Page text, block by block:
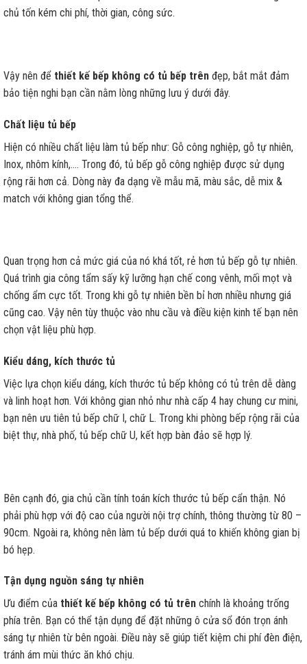
chủ tốn kém chi phí, thời gian, công sức.
Vậy nên để thiết kế bếp không có tủ bếp trên đẹp, bắt mắt đảm
bảo tiện nghi bạn cần nằm lòng những lưu ý dưới đây.
Chất liệu tủ bếp
Hiện có nhiều chất liệu làm tủ bếp như: Gỗ công nghiệp, gỗ tự nhiên,
Inox, nhôm kính,…. Trong đó, tủ bếp gỗ công nghiệp được sử dụng
rộng rãi hơn cả. Dòng này đa dạng về mẫu mã, màu sắc, dễ mix &
match với không gian tổng thể.
Quan trọng hơn cả mức giá của nó khá tốt, rẻ hơn tủ bếp gỗ tự nhiên.
Quá trình gia công tẩm sấy kỹ lưỡng hạn chế cong vênh, mối mọt và
chống ẩm cực tốt. Trong khi gỗ tự nhiên bền bỉ hơn nhiều nhưng giá
cũng cao. Vậy nên tùy thuộc vào nhu cầu và điều kiện kinh tế bạn nên
chọn vật liệu phù hợp.
Kiểu dáng, kích thước tủ
Việc lựa chọn kiểu dáng, kích thước tủ bếp không có tủ trên dễ dàng
và linh hoạt hơn. Với không gian nhỏ như nhà cấp 4 hay chung cư mini,
bạn nên ưu tiên tủ bếp chữ I, chữ L. Trong khi phòng bếp rộng rãi của
biệt thự, nhà phố, tủ bếp chữ U, kết hợp bàn đảo sẽ hợp lý.
Bên cạnh đó, gia chủ cần tính toán kích thước tủ bếp cẩn thận. Nó
phải phù hợp với độ cao của người nội trợ chính, thông thường từ 80 –
90cm. Ngoài ra, không nên làm tủ bếp dưới quá to khiến không gian bị
bó hẹp.
Tận dụng nguồn sáng tự nhiên
Ưu điểm của thiết kế bếp không có tủ trên chính là khoảng trống
phía trên. Bạn có thể tận dụng để đặt những ô cửa sổ đón trọn ánh
sáng tự nhiên từ bên ngoài. Điều này sẽ giúp tiết kiệm chi phí đèn điện,
tránh ám mùi thức ăn khó chịu.